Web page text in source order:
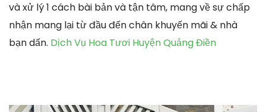
và xử lý 1 cách bài bản và tận tâm, mang về sự chấp
nhận mang lại từ đầu đến chân khuyến mãi & nhà
bạn dấn. Dịch Vụ Hoa Tươi Huyện Quảng Điền